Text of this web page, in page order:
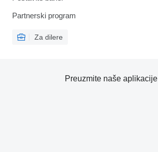
Partnerski program
Za dilere
Preuzmite naše aplikacije